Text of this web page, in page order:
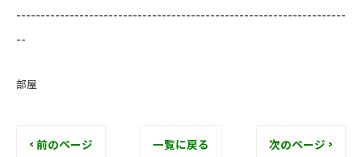
--------------------------------------------------------------------
--
部屋
< 前のページ 一覧に戻る 次のページ >